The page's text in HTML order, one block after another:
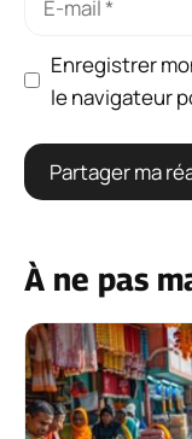
Enregistrer
le navigateur
À ne pas